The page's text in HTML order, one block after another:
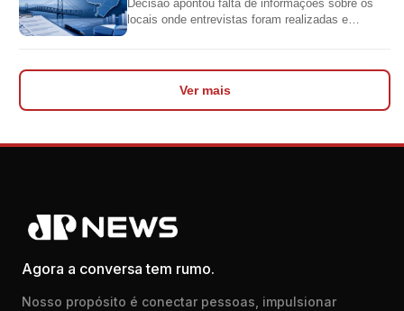
Decisão apontou falta de informações sobre os
locais onde entrevistas foram realizadas e
Ver mais
Agora a conversa tem rumo.
Nosso propósito é conectar pessoas, impulsionar